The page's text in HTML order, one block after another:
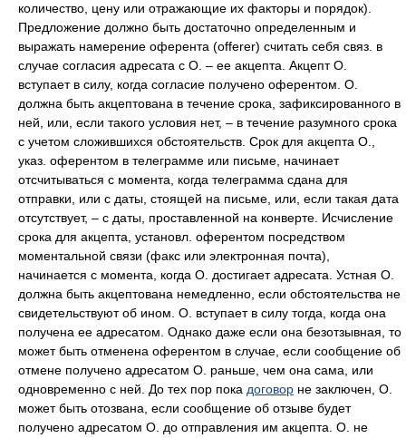
количество, цену или отражающие их факторы и порядок).
Предложение должно быть достаточно определенным и
выражать намерение оферента (offerer) считать себя связ. в
случае согласия адресата с О. – ее акцепта. Акцепт О.
вступает в силу, когда согласие получено оферентом. О.
должна быть акцептована в течение срока, зафиксированного в
ней, или, если такого условия нет, – в течение разумного срока
с учетом сложившихся обстоятельств. Срок для акцепта О.,
указ. оферентом в телеграмме или письме, начинает
отсчитываться с момента, когда телеграмма сдана для
отправки, или с даты, стоящей на письме, или, если такая дата
отсутствует, – с даты, проставленной на конверте. Исчисление
срока для акцепта, установл. оферентом посредством
моментальной связи (факс или электронная почта),
начинается с момента, когда О. достигает адресата. Устная О.
должна быть акцептована немедленно, если обстоятельства не
свидетельствуют об ином. О. вступает в силу тогда, когда она
получена ее адресатом. Однако даже если она безотзывная, то
может быть отменена оферентом в случае, если сообщение об
отмене получено адресатом О. раньше, чем она сама, или
одновременно с ней. До тех пор пока договор не заключен, О.
может быть отозвана, если сообщение об отзыве будет
получено адресатом О. до отправления им акцепта. О. не